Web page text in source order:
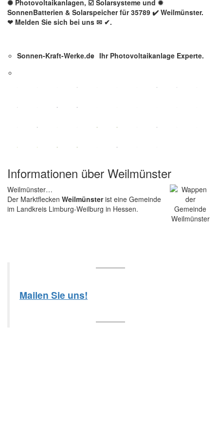
✺ Photovoltaikanlagen, ☑️ Solarsysteme und ✹
SonnenBatterien & Solarspeicher für 35789 ✔️ Weilmünster.
❤ Melden Sie sich bei uns ✉ ✔.
Sonnen-Kraft-Werke.de Ihr Photovoltaikanlage Experte.
Informationen über Weilmünster
Weilmünster…
Der Marktflecken Weilmünsterist eine Gemeinde
im Landkreis Limburg-Weilburg in Hessen.
Mailen Sie uns!